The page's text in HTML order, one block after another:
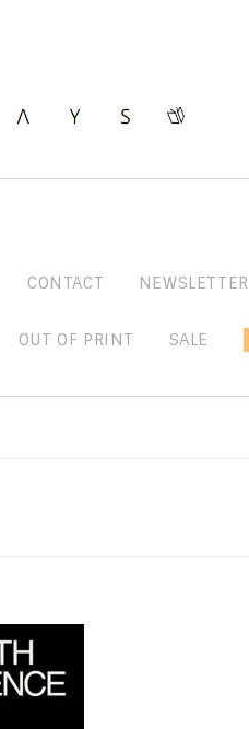
CONTACT NEWSLETTER
OUT OF PRINT SALE